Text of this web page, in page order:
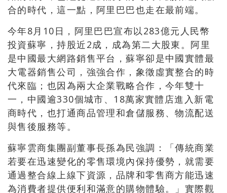
合的時代，這一點，阿里巴巴也走在最前端。
今年8月10日，阿里巴巴宣布以283億元人民幣
投資蘇寧，持股近2成，成為第二大股東。阿里
是中國最大網路銷售平台，蘇寧卻是中國實體最
大電器銷售公司，強強合作，象徵虛實整合的時
代來臨；也因為兩大企業戰略合作，今年雙十
一，中國逾330個城市、18萬家實體店進入新電
商時代，也打通商品管理和倉儲服務、物流配送
與售後服務等。
蘇寧雲商集團副董事長孫為民強調：「傳統商業
若要在迅速變化的零售環境內保持優勢，就需要
通過整合線上線下資源，品牌和零售商方能迅速
為消費者提供便利和滿意的購物體驗。」實際觀